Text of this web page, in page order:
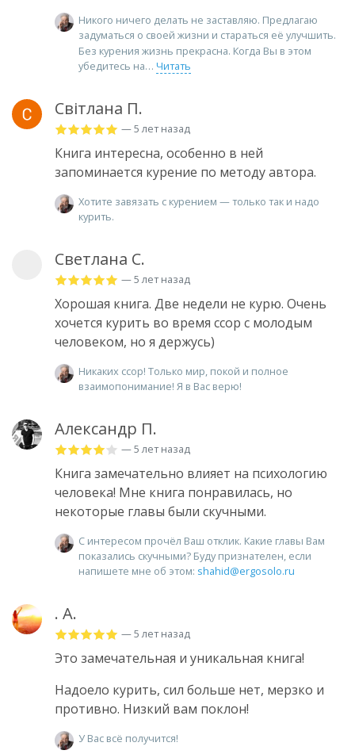
Никого ничего делать не заставляю. Предлагаю
задуматься о своей жизни и стараться её улучшить.
Без курения жизнь прекрасна. Когда Вы в этом
убедитесь на
Читать
Світлана П.
— 5 лет назад
Книга интересна, особенно в ней
запоминается курение по методу автора.
Хотите завязать с курением — только так и надо
курить.
Светлана С.
— 5 лет назад
Хорошая книга. Две недели не курю. Очень
хочется курить во время ссор с молодым
человеком, но я держусь)
Никаких ссор! Только мир, покой и полное
взаимопонимание! Я в Вас верю!
Александр П.
— 5 лет назад
Книга замечательно влияет на психологию
человека! Мне книга понравилась, но
некоторые главы были скучными.
С интересом прочёл Ваш отклик. Какие главы Вам
показались скучными? Буду признателен, если
напишете мне об этом: shahid@ergosolo.ru
. А.
— 5 лет назад
Это замечательная и уникальная книга!
Надоело курить, сил больше нет, мерзко и
противно. Низкий вам поклон!
У Вас всё получится!